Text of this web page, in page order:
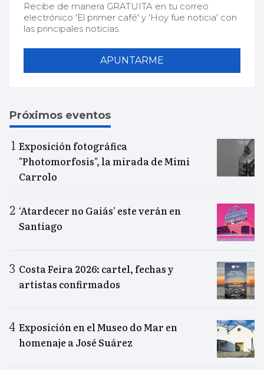
Recibe de manera GRATUITA en tu correo
electrónico 'El primer café' y 'Hoy fue noticia' con
las principales noticias.
APUNTARME
Próximos eventos
Exposición fotográfica
"Photomorfosis", la mirada de Mimi
Carrolo
‘Atardecer no Gaiás’ este verán en
Santiago
Costa Feira 2026: cartel, fechas y
artistas confirmados
Exposición en el Museo do Mar en
homenaje a José Suárez